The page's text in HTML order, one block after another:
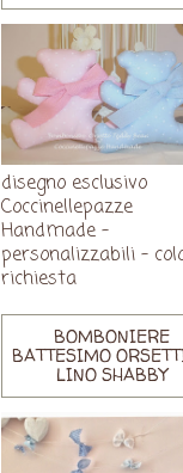
disegno esclusivo
Coccinellepazze
Handmade -
personalizzabili -
richiesta
BOMBONIERE
BATTESIMO
LINO SHABBY